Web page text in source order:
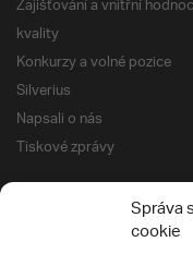
Správa
cookie
kvality
Konkurzy a volné pozice
Silverius
Napsali o nás
Tiskové zprávy